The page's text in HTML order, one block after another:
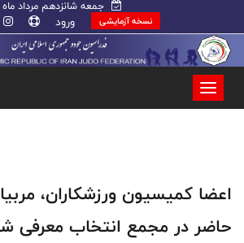
جمعه شانزدهم مرداد ماه
نسخه آزمایشی ورود
اعضا کمیسیون ورزشکاران،
حاضر در مجمع انتخاب معرفی